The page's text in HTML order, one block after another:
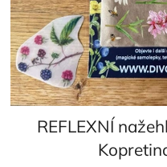
REFLEXNÍ